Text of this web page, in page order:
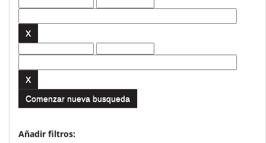
Comenzar nueva busqueda
Añadir filtros: